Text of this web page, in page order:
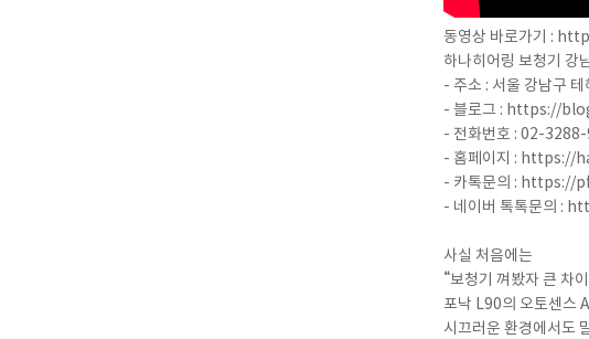
동영상 바로가기 :
하나히어링 보청기 강
- 주소 : 서울 강남구
- 블로그 : https://
- 전화번호 : 02-
- 홈페이지 : https://
- 카톡문의 : https://
- 네이버 톡톡문의 :
사실 처음에는
“보청기 껴봤자 큰 차
포낙 L90의 오토센스
시끄러운 환경에서도
이름
연락처
센터
예약날짜